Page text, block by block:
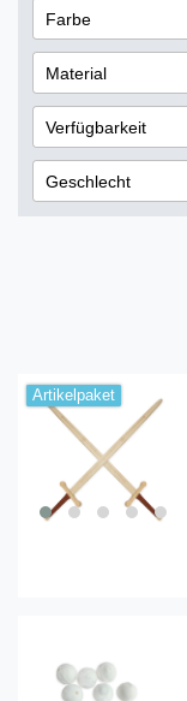
€
Farbe
Schwarz
Orange
Gelb
Weiß
Material
Holz
Verfügbarkeit
sofort lieferbar
nicht lieferbar
Geschlecht
Artikelpaket